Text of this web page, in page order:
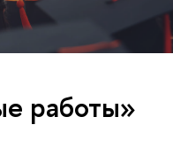
работы»